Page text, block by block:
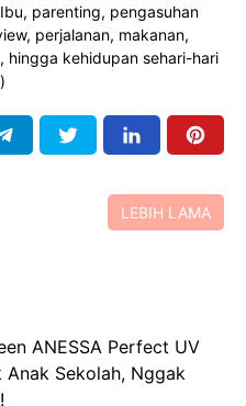
parenting, pengasuhan
perjalanan, makanan,
hingga kehidupan sehari-hari
LEBIH LAMA
ANESSA Perfect UV
Sekolah, Nggak